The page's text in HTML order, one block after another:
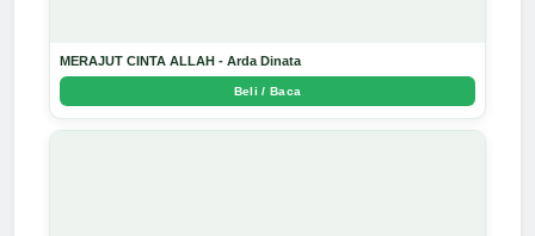
MERAJUT CINTA ALLAH - Arda Dinata
Beli / Baca